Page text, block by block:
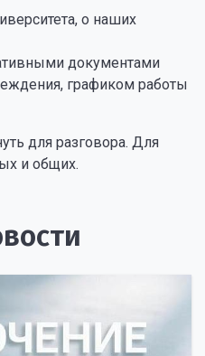
о наших
документами
графиком работы
для разговора. Для
и общих.